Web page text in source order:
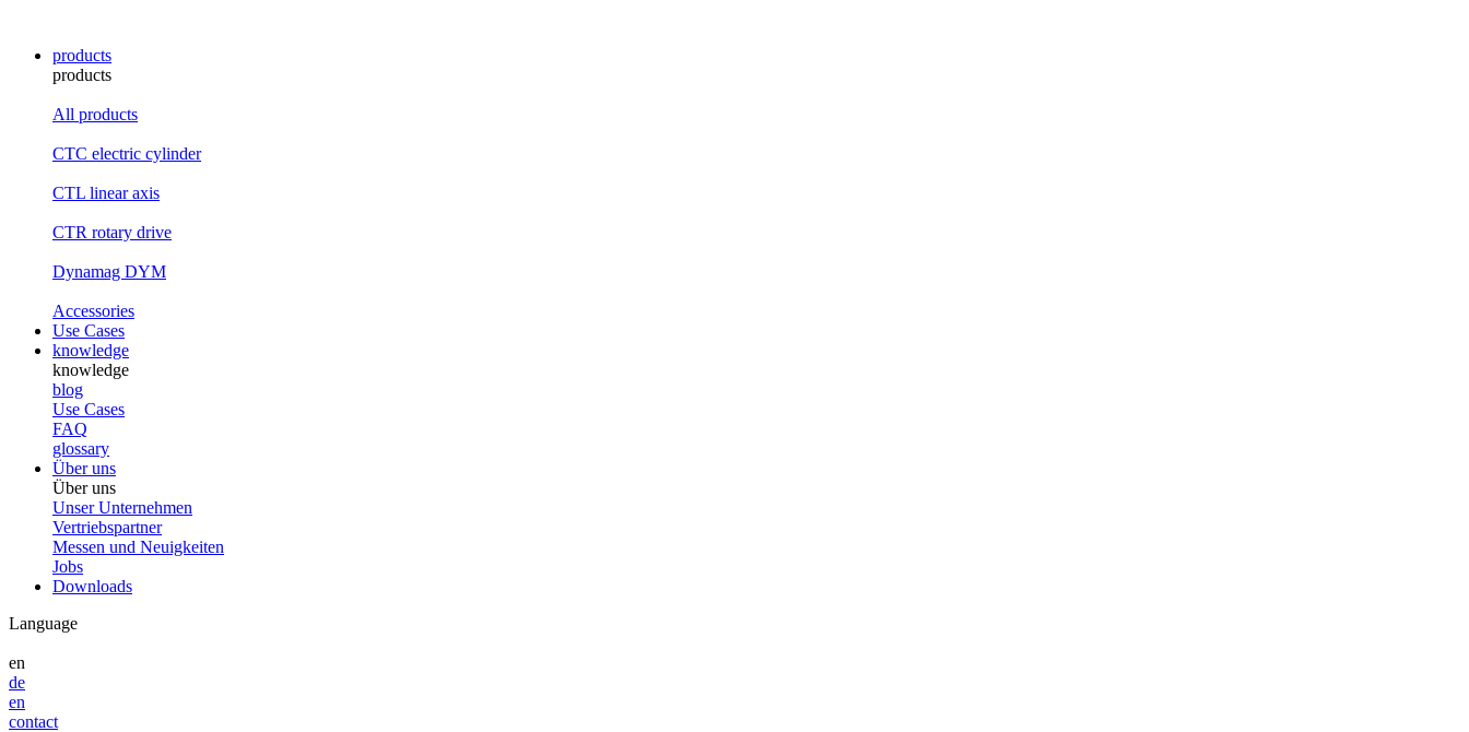
products
products
All products
CTC electric cylinder
CTL linear axis
CTR rotary drive
Dynamag DYM
Accessories
Use Cases
knowledge
knowledge
blog
Use Cases
FAQ
glossary
Über uns
Über uns
Unser Unternehmen
Vertriebspartner
Messen und Neuigkeiten
Jobs
Downloads
Language
en
de
en
contact